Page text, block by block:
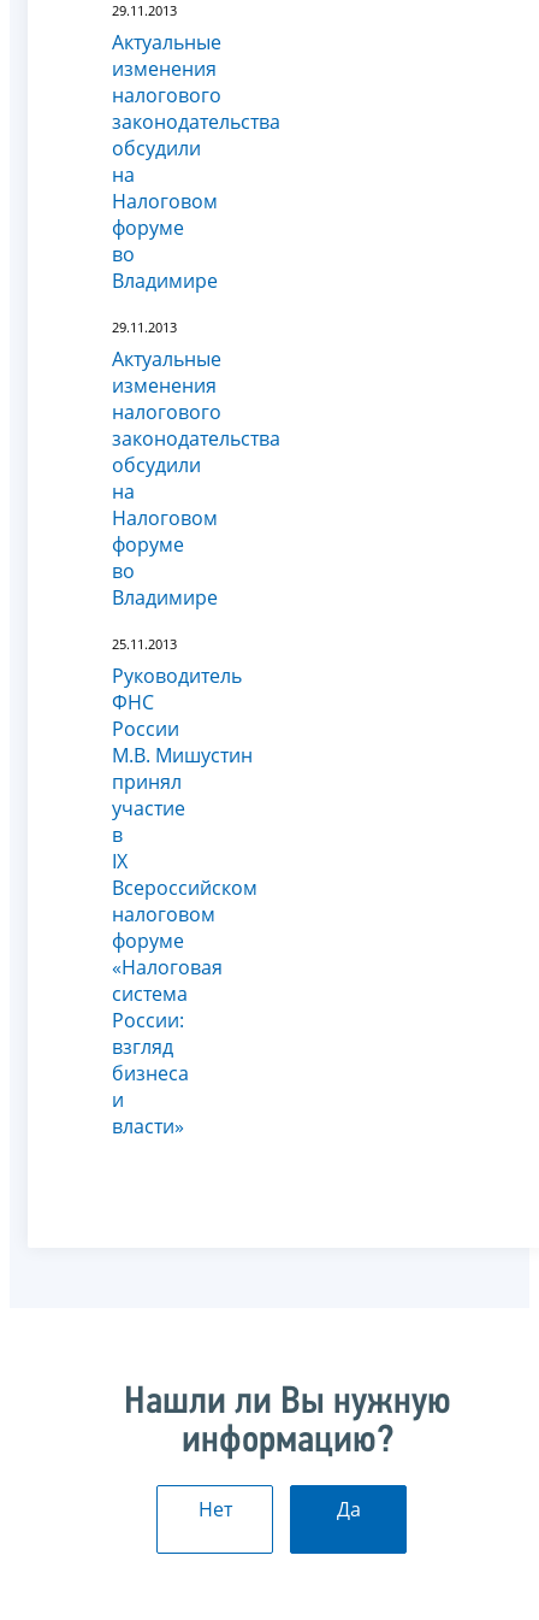
29.11.2013
Актуальные
изменения
налогового
законодательства
обсудили
на
Налоговом
форуме
во
Владимире
29.11.2013
Актуальные
изменения
налогового
законодательства
обсудили
на
Налоговом
форуме
во
Владимире
25.11.2013
Руководитель
ФНС
России
М.В. Мишустин
принял
участие
в
IX
Всероссийском
налоговом
форуме
«Налоговая
система
России:
взгляд
бизнеса
и
власти»
Нашли ли Вы нужную
информацию?
Нет Да